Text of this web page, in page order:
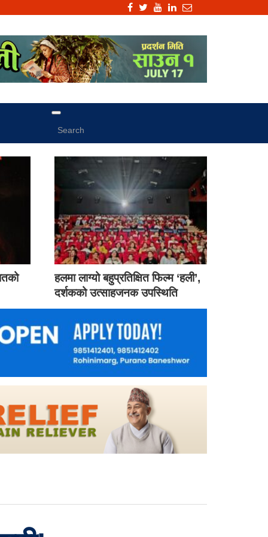
हलमा लाग्यो बहुप्रतिक्षित फिल्म ‘हली’,
दर्शकको उत्साहजनक उपस्थिति